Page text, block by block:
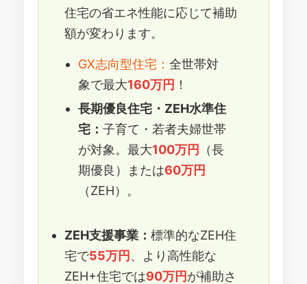
住宅の省エネ性能に応じて補助
額が変わります。
GX志向型住宅： 全世帯対
象で最大160万円 ！
長期優良住宅・ZEH水準住
宅： 子育て・若者夫婦世帯
が対象。最大100万円 （長
期優良）または60万円
（ZEH）。
ZEH支援事業： 標準的なZEH住
宅で55万円、より高性能な
ZEH+住宅では90万円が補助さ